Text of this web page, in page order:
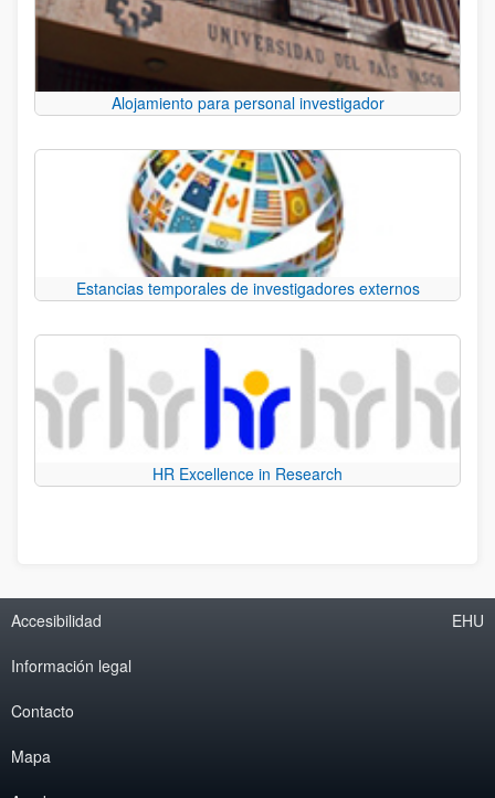
Alojamiento para personal investigador
Estancias temporales de investigadores externos
HR Excellence in Research
Accesibilidad
Información legal
Contacto
Mapa
EHU